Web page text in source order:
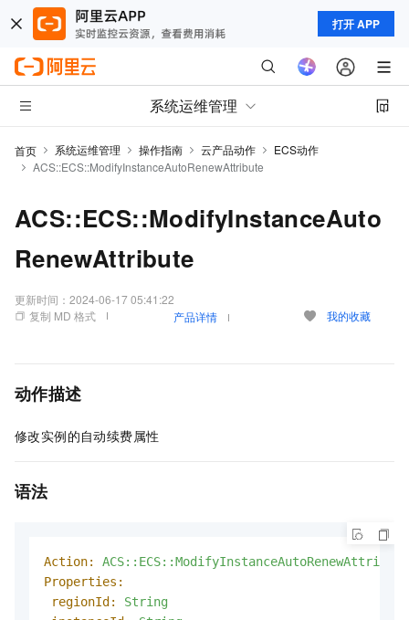
打开 APP
系统运维管理
首页 系统运维管理 操作指南 云产品动作
ECS动作
ACS::ECS::ModifyInstanceAutoRenewAttribute
ACS::ECS::ModifyInstanceAuto
RenewAttribute
更新时间： 2024-06-17 05:41:22
复制 MD 格式
产品详情 我的收藏
动作描述
修改实例的自动续费属性
语法
Action:
ACS::ECS::ModifyInstanceAutoRenewAttribute
Properties:
regionId:
String